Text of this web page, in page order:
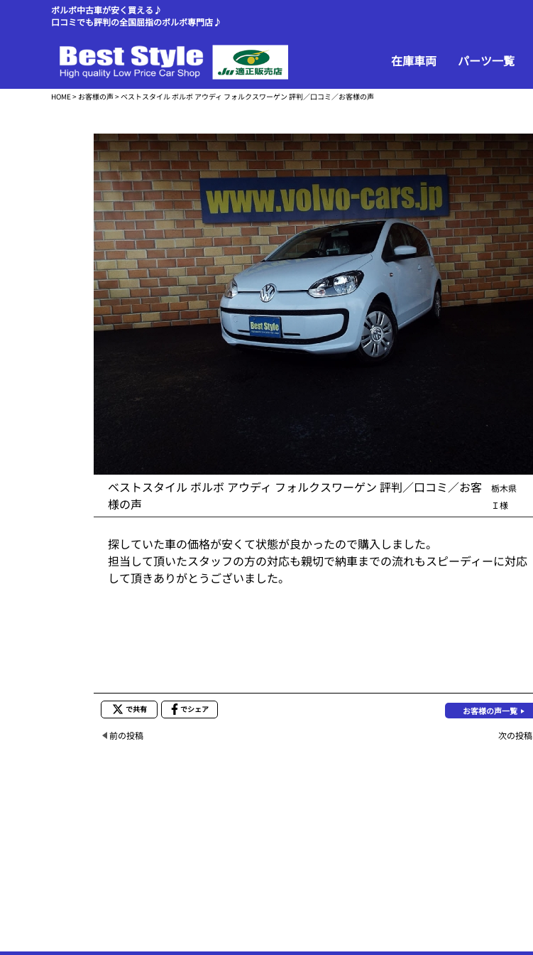
ボルボ中古車が安く買える♪
口コミでも評判の全国屈指のボルボ専門店♪
在庫車両 パーツ一覧
HOME> お客様の声> ベストスタイル ボルボ アウディ フォルクスワーゲン 評判／口コミ／お客様の声
ベストスタイル ボルボ アウディ フォルクスワーゲン 評判／口コミ／お客
様の声
栃木県
Ｉ様
探していた車の価格が安くて状態が良かったので購入しました。
担当して頂いたスタッフの方の対応も親切で納車までの流れもスピーディーに対応
して頂きありがとうございました。
で共有 でシェア お客様の声一覧
前の投稿 次の投稿